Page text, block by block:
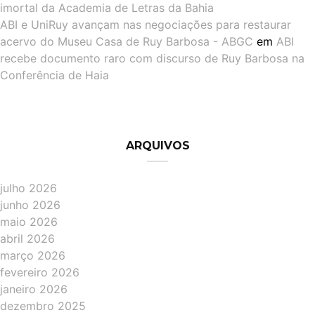
imortal da Academia de Letras da Bahia
ABI e UniRuy avançam nas negociações para restaurar
acervo do Museu Casa de Ruy Barbosa - ABGC em ABI
recebe documento raro com discurso de Ruy Barbosa na
Conferência de Haia
ARQUIVOS
julho 2026
junho 2026
maio 2026
abril 2026
março 2026
fevereiro 2026
janeiro 2026
dezembro 2025